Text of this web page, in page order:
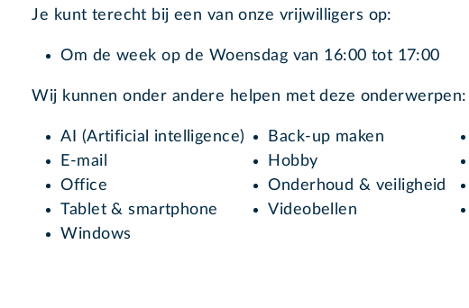
Je kunt terecht bij een van onze vrijwilligers op:
Om de week op de Woensdag van 16:00 tot 17:00
Wij kunnen onder andere helpen met deze onderwerpen:
AI (Artificial intelligence) Back-up maken
E-mail
Hobby
Office
Onderhoud & veiligheid
Tablet & smartphone
Videobellen
Windows